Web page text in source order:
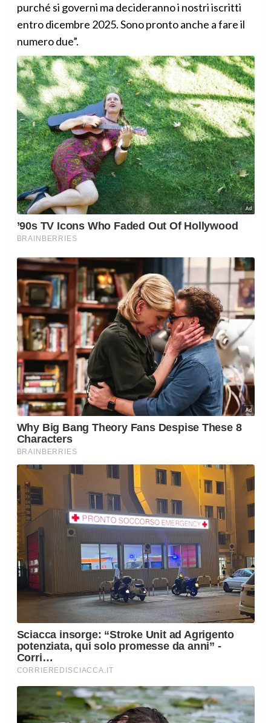
purché si governi ma decideranno i nostri iscritti
entro dicembre 2025. Sono pronto anche a fare il
numero due”.